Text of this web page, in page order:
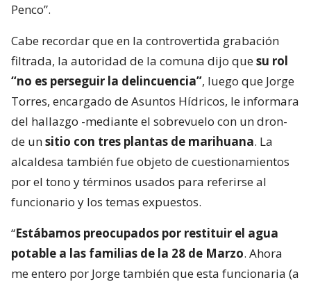
Penco”.
Cabe recordar que en la controvertida grabación
filtrada, la autoridad de la comuna dijo quesu rol
“no es perseguir la delincuencia”, luego que Jorge
Torres, encargado de Asuntos Hídricos, le informara
del hallazgo -mediante el sobrevuelo con un dron-
de unsitio con tres plantas de marihuana. La
alcaldesa también fue objeto de cuestionamientos
por el tono y términos usados para referirse al
funcionario y los temas expuestos.
“Estábamos preocupados por restituir el agua
potable a las familias de la 28 de Marzo. Ahora
me entero por Jorge también que esta funcionaria (a